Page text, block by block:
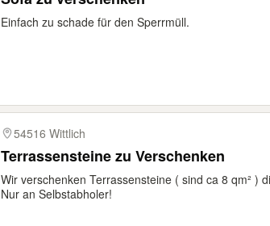
Einfach zu schade für den Sperrmüll.
54516 Wittlich
Terrassensteine zu Verschenken
Wir verschenken Terrassensteine ( sind ca 8 qm² )
Nur an Selbstabholer!